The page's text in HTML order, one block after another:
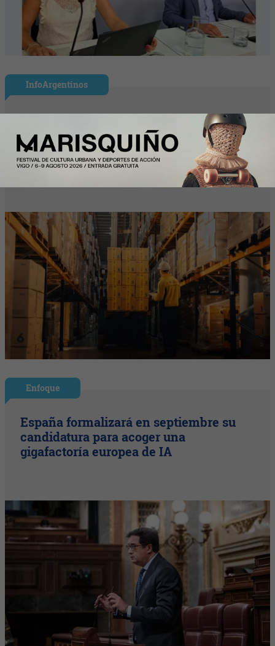
InfoArgentinos
Correo Argentino elimina el tope para
exportar por correo y fija franquicia de
US$ 5.000 para envíos familiares (vía
libre a la exportación pyme)
Enfoque
España formalizará en septiembre su
candidatura para acoger una
gigafactoría europea de IA